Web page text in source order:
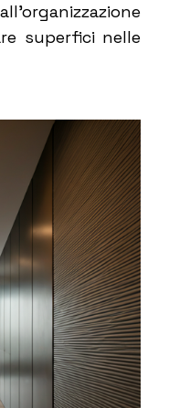
superfici nelle